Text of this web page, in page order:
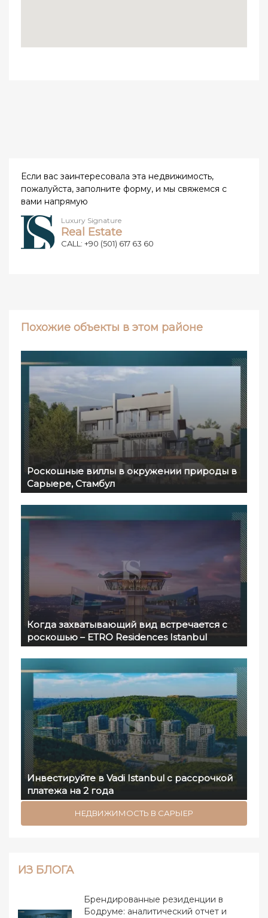
Если вас заинтересовала эта недвижимость,
пожалуйста, заполните форму, и мы свяжемся с
вами напрямую
Luxury Signature
Real Estate
CALL: +90 (501) 617 63 60
Похожие объекты в этом районе
Роскошные виллы в окружении природы в
Сарыере, Стамбул
Когда захватывающий вид встречается с
роскошью – ETRO Residences Istanbul
Инвестируйте в Vadi Istanbul с рассрочкой
платежа на 2 года
НЕДВИЖИМОСТЬ В САРЫЕР
ИЗ БЛОГА
Брендированные резиденции в
Бодруме: аналитический отчет и